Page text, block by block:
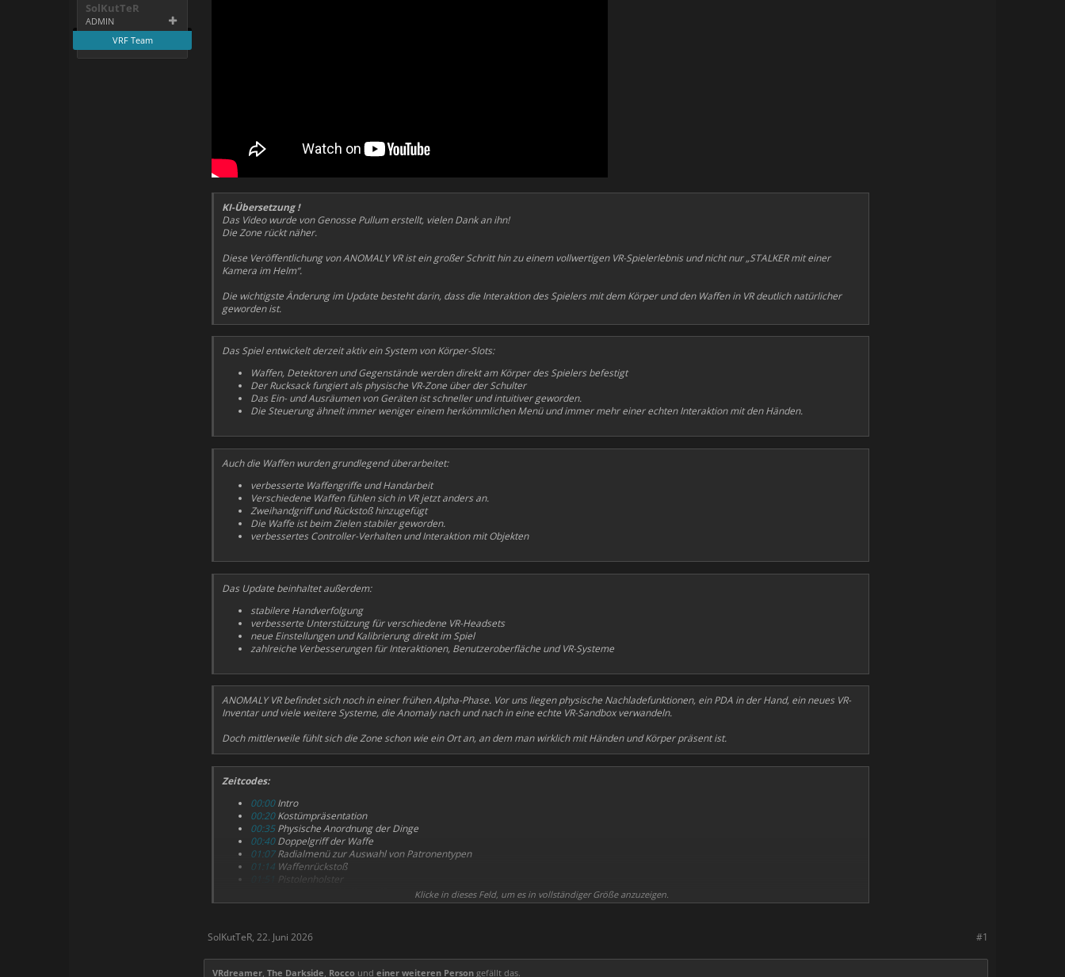
SolKutTeR
ADMIN
VRF Team
KI-Übersetzung !
Das Video wurde von Genosse Pullum erstellt, vielen Dank an ihn!
Die Zone rückt näher.
Diese Veröffentlichung von ANOMALY VR ist ein großer Schritt hin zu einem vollwertigen VR-Spielerlebnis und nicht nur „STALKER mit einer
Kamera im Helm“.
Die wichtigste Änderung im Update besteht darin, dass die Interaktion des Spielers mit dem Körper und den Waffen in VR deutlich natürlicher
geworden ist.
Das Spiel entwickelt derzeit aktiv ein System von Körper-Slots:
Waffen, Detektoren und Gegenstände werden direkt am Körper des Spielers befestigt
Der Rucksack fungiert als physische VR-Zone über der Schulter
Das Ein- und Ausräumen von Geräten ist schneller und intuitiver geworden.
Die Steuerung ähnelt immer weniger einem herkömmlichen Menü und immer mehr einer echten Interaktion mit den Händen.
Auch die Waffen wurden grundlegend überarbeitet:
verbesserte Waffengriffe und Handarbeit
Verschiedene Waffen fühlen sich in VR jetzt anders an.
Zweihandgriff und Rückstoß hinzugefügt
Die Waffe ist beim Zielen stabiler geworden.
verbessertes Controller-Verhalten und Interaktion mit Objekten
Das Update beinhaltet außerdem:
stabilere Handverfolgung
verbesserte Unterstützung für verschiedene VR-Headsets
neue Einstellungen und Kalibrierung direkt im Spiel
zahlreiche Verbesserungen für Interaktionen, Benutzeroberfläche und VR-Systeme
ANOMALY VR befindet sich noch in einer frühen Alpha-Phase. Vor uns liegen physische Nachladefunktionen, ein PDA in der Hand, ein neues VR-
Inventar und viele weitere Systeme, die Anomaly nach und nach in eine echte VR-Sandbox verwandeln.
Doch mittlerweile fühlt sich die Zone schon wie ein Ort an, an dem man wirklich mit Händen und Körper präsent ist.
Zeitcodes:
00:00Intro
00:20Kostümpräsentation
00:35Physische Anordnung der Dinge
00:40Doppelgriff der Waffe
01:07Radialmenü zur Auswahl von Patronentypen
01:14 Waffenrückstoß
Pistolenholster
02:14Schnellzugriff-Radialmenü
03:00Ende
Klicke in dieses Feld, um es in vollständiger Größe anzuzeigen.
#1
SolKutTeR, 22. Juni 2026
VRdreamer The Darkside Rocco und einer weiteren Person gefällt das.